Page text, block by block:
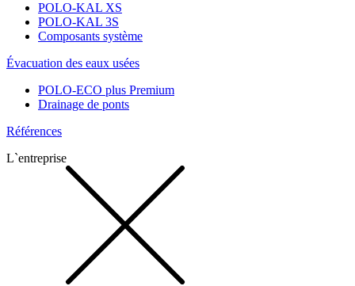
POLO-KAL XS
POLO-KAL 3S
Composants système
Évacuation des eaux usées
POLO-ECO plus Premium
Drainage de ponts
Références
L`entreprise